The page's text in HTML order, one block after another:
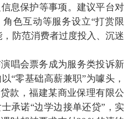
息保护等事项。建议平台对
色互动等服务设立“打赏限
，防范消费者过度投入、沉迷
唱会票务成为服务类投诉新
“零基础高薪兼职”为噱头，
款，福建某商业保理有限公
承诺“边学边接单还贷”，实